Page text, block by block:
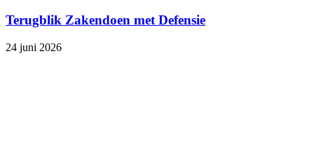
Terugblik Zakendoen met Defensie
24 juni 2026